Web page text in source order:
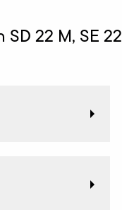
22 M, SE 22